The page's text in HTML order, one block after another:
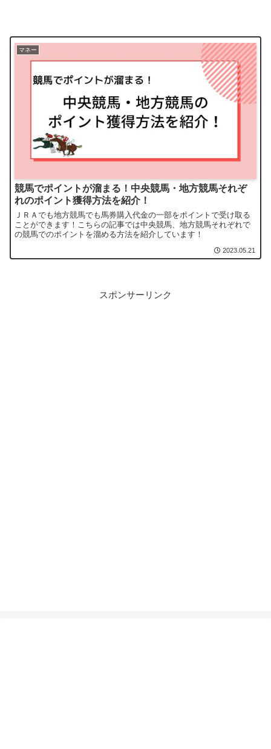
マネー
競馬でポイントが溜まる！中央競馬・地方競馬それぞ
れのポイント獲得方法を紹介！
ＪＲＡでも地方競馬でも馬券購入代金の一部をポイントで受け取る
ことができます！こちらの記事では中央競馬、地方競馬それぞれで
の競馬でのポイントを溜める方法を紹介しています！
2023.05.21
スポンサーリンク